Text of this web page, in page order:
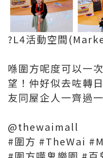
?L4活動空間
喺圍方呢度可以一
望！仲好似去咗轉
友同屋企人一齊過
@thewaimall
#圍方 #TheWai